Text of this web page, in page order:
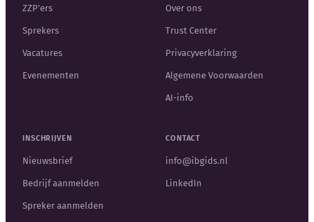
ZZP'ers
Sprekers
Vacatures
Evenementen
Over ons
Trust Center
Privacyverklaring
Algemene Voorwaarden
AI-info
INSCHRIJVEN
Nieuwsbrief
Bedrijf aanmelden
Spreker aanmelden
CONTACT
info@ibgids.nl
LinkedIn